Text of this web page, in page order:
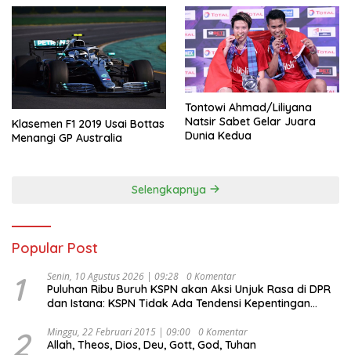
Klasemen F1 2019 Usai Bottas
Menangi GP Australia
Tontowi Ahmad/Liliyana
Natsir Sabet Gelar Juara
Dunia Kedua
Selengkapnya
Popular Post
1 Senin, 10 Agustus 2026 | 09:28 0 Komentar
Puluhan Ribu Buruh KSPN akan Aksi Unjuk Rasa di DPR
dan Istana: KSPN Tidak Ada Tendensi Kepentingan
2 Minggu, 22 Februari 2015 | 09:00 0 Komentar
Allah, Theos, Dios, Deu, Gott, God, Tuhan